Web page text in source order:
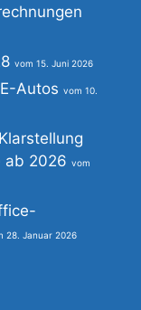
15. Juni 2026
Autos 10.
ab 2026
28. Januar 2026